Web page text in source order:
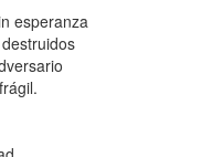
esperanza